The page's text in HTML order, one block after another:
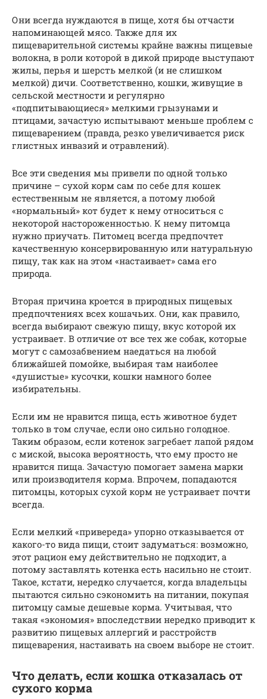
Они всегда нуждаются в пище, хотя бы отчасти
напоминающей мясо. Также для их
пищеварительной системы крайне важны пищевые
волокна, в роли которой в дикой природе выступают
жилы, перья и шерсть мелкой (и не слишком
мелкой) дичи. Соответственно, кошки, живущие в
сельской местности и регулярно
«подпитывающиеся» мелкими грызунами и
птицами, зачастую испытывают меньше проблем с
пищеварением (правда, резко увеличивается риск
глистных инвазий и отравлений).
Все эти сведения мы привели по одной только
причине – сухой корм сам по себе для кошек
естественным не является, а потому любой
«нормальный» кот будет к нему относиться с
некоторой настороженностью. К нему питомца
нужно приучать. Питомец всегда предпочтет
качественную консервированную или натуральную
пищу, так как на этом «настаивает» сама его
природа.
Вторая причина кроется в природных пищевых
предпочтениях всех кошачьих. Они, как правило,
всегда выбирают свежую пищу, вкус которой их
устраивает. В отличие от все тех же собак, которые
могут с самозабвением наедаться на любой
ближайшей помойке, выбирая там наиболее
«душистые» кусочки, кошки намного более
избирательны.
Если им не нравится пища, есть животное будет
только в том случае, если оно сильно голодное.
Таким образом, если котенок загребает лапой рядом
с миской, высока вероятность, что ему просто не
нравится пища. Зачастую помогает замена марки
или производителя корма. Впрочем, попадаются
питомцы, которых сухой корм не устраивает почти
всегда.
Если мелкий «привереда» упорно отказывается от
какого-то вида пищи, стоит задуматься: возможно,
этот рацион ему действительно не подходит, а
потому заставлять котенка есть насильно не стоит.
Такое, кстати, нередко случается, когда владельцы
пытаются сильно сэкономить на питании, покупая
питомцу самые дешевые корма. Учитывая, что
такая «экономия» впоследствии нередко приводит к
развитию пищевых аллергий и расстройств
пищеварения, настаивать на своем выборе не стоит.
Что делать, если кошка отказалась от
сухого корма